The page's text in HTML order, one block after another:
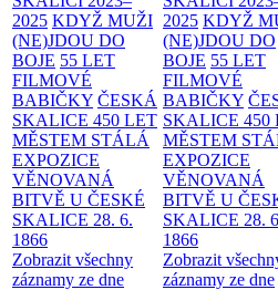
2025 KDYŽ MUŽI
(NE)JDOU DO
BOJE 55 LET
FILMOVÉ
BABIČKY ČESKÁ
SKALICE 450 LET
MĚSTEM STÁLÁ
EXPOZICE
VĚNOVANÁ
BITVĚ U ČESKÉ
SKALICE 28. 6.
1866
Zobrazit všechny
záznamy ze dne
2025 KDYŽ
(NE)JDOU DO
BOJE 55 LET
FILMOVÉ
BABIČKY
SKALICE 450
MĚSTEM
EXPOZICE
VĚNOVANÁ
BITVĚ U
SKALICE 28.
1866
Zobrazit
záznamy ze dne